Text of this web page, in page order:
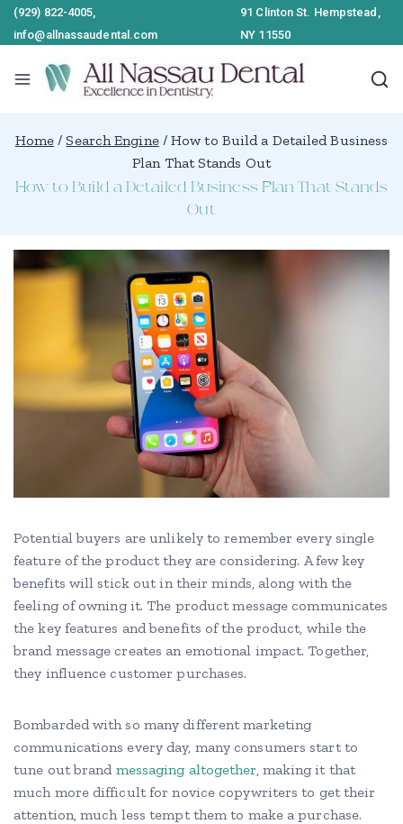
(929) 822-4005,
info@allnassaudental.com
91 Clinton St. Hempstead,
NY 11550
Home / Search Engine / How to Build a Detailed Business
Plan That Stands Out
How to Build a Detailed Business Plan That Stands
Out
Potential buyers are unlikely to remember every single
feature of the product they are considering. A few key
benefits will stick out in their minds, along with the
feeling of owning it. The product message communicates
the key features and benefits of the product, while the
brand message creates an emotional impact. Together,
they influence customer purchases.
Bombarded with so many different marketing
communications every day, many consumers start to
tune out brand messaging altogether, making it that
much more difficult for novice copywriters to get their
attention, much less tempt them to make a purchase.